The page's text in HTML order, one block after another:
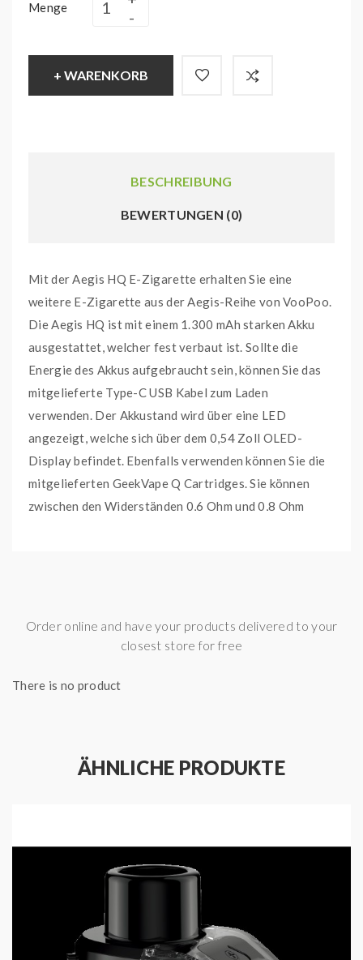
Menge
+ WARENKORB
BESCHREIBUNG
BEWERTUNGEN (0)
Mit der Aegis HQ E-Zigarette erhalten Sie eine
weitere E-Zigarette aus der Aegis-Reihe von VooPoo.
Die Aegis HQ ist mit einem 1.300 mAh starken Akku
ausgestattet, welcher fest verbaut ist. Sollte die
Energie des Akkus aufgebraucht sein, können Sie das
mitgelieferte Type-C USB Kabel zum Laden
verwenden. Der Akkustand wird über eine LED
angezeigt, welche sich über dem 0,54 Zoll OLED-
Display befindet. Ebenfalls verwenden können Sie die
mitgelieferten GeekVape Q Cartridges. Sie können
zwischen den Widerständen 0,6 Ohm und 0,8 Ohm
Lieferumfang:
1x Aegis HQ Akku
1x Q Cartridge 3ml mit integrierter 0,8 Ohm Coil
1x Bedienungsanleitung
Ausgangsleistung: max. 30 Watt
0,54" OLED-Display
optionale Zugautomatik
Order online and have your products delivered to your
closest store for free
There is no product
ÄHNLICHE PRODUKTE